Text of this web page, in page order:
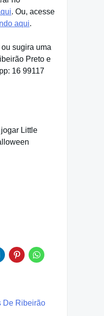
. Ou, acesse
aqui.
sugira uma
Preto e
16 99117
Little
De Ribeirão